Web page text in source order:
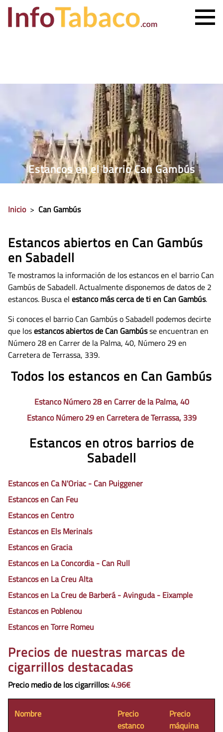
ESTANCO MÁS CERCANO
Estancos en el barrio Can Gambús
Inicio > Can Gambús
Estancos abiertos en Can Gambús
en Sabadell
Te mostramos la información de los estancos en el barrio Can
Gambús de Sabadell. Actualmente disponemos de datos de 2
estancos. Busca el estanco más cerca de ti en Can Gambús.
Si conoces el barrio Can Gambús o Sabadell podemos decirte
que losestancos abiertos de Can Gambússe encuentran en
Número 28 en Carrer de la Palma, 40, Número 29 en
Carretera de Terrassa, 339.
Todos los estancos en Can Gambús
Estanco Número 28 en Carrer de la Palma, 40
Estanco Número 29 en Carretera de Terrassa, 339
Estancos en otros barrios de
Sabadell
Estancos en Ca N'Oriac - Can Puiggener
Estancos en Can Feu
Estancos en Centro
Estancos en Els Merinals
Estancos en Gracia
Estancos en La Concordia - Can Rull
Estancos en La Creu Alta
Estancos en La Creu de Barberá - Avinguda - Eixample
Estancos en Poblenou
Estancos en Torre Romeu
Precios de nuestras marcas de
cigarrillos destacadas
Precio medio de los cigarrillos:4.96€
Nombre
Precio
estanco
Precio
máquina